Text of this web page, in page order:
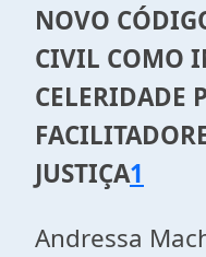
NOVO
CIVIL COMO
CELERIDADE
JUSTIÇA1
Andressa